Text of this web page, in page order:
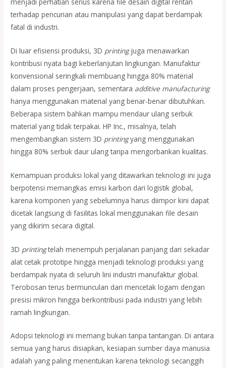
terhadap pencurian atau manipulasi yang dapat berdampak
fatal di industri.
Di luar efisiensi produksi, 3D printingjuga menawarkan
kontribusi nyata bagi keberlanjutan lingkungan. Manufaktur
konvensional seringkali membuang hingga 80% material
dalam proses pengerjaan, sementara additive manufacturing
hanya menggunakan material yang benar-benar dibutuhkan.
Beberapa sistem bahkan mampu mendaur ulang serbuk
material yang tidak terpakai. HP Inc., misalnya, telah
mengembangkan sistem 3D printingyang menggunakan
hingga 80% serbuk daur ulang tanpa mengorbankan kualitas.
Kemampuan produksi lokal yang ditawarkan teknologi ini juga
berpotensi memangkas emisi karbon dari logistik global,
karena komponen yang sebelumnya harus diimpor kini dapat
dicetak langsung di fasilitas lokal menggunakan file desain
yang dikirim secara digital.
3D printingtelah menempuh perjalanan panjang dari sekadar
alat cetak prototipe hingga menjadi teknologi produksi yang
berdampak nyata di seluruh lini industri manufaktur global.
Terobosan terus bermunculan dari mencetak logam dengan
presisi mikron hingga berkontribusi pada industri yang lebih
ramah lingkungan.
Adopsi teknologi ini memang bukan tanpa tantangan. Di antara
semua yang harus disiapkan, kesiapan sumber daya manusia
adalah yang paling menentukan karena teknologi secanggih